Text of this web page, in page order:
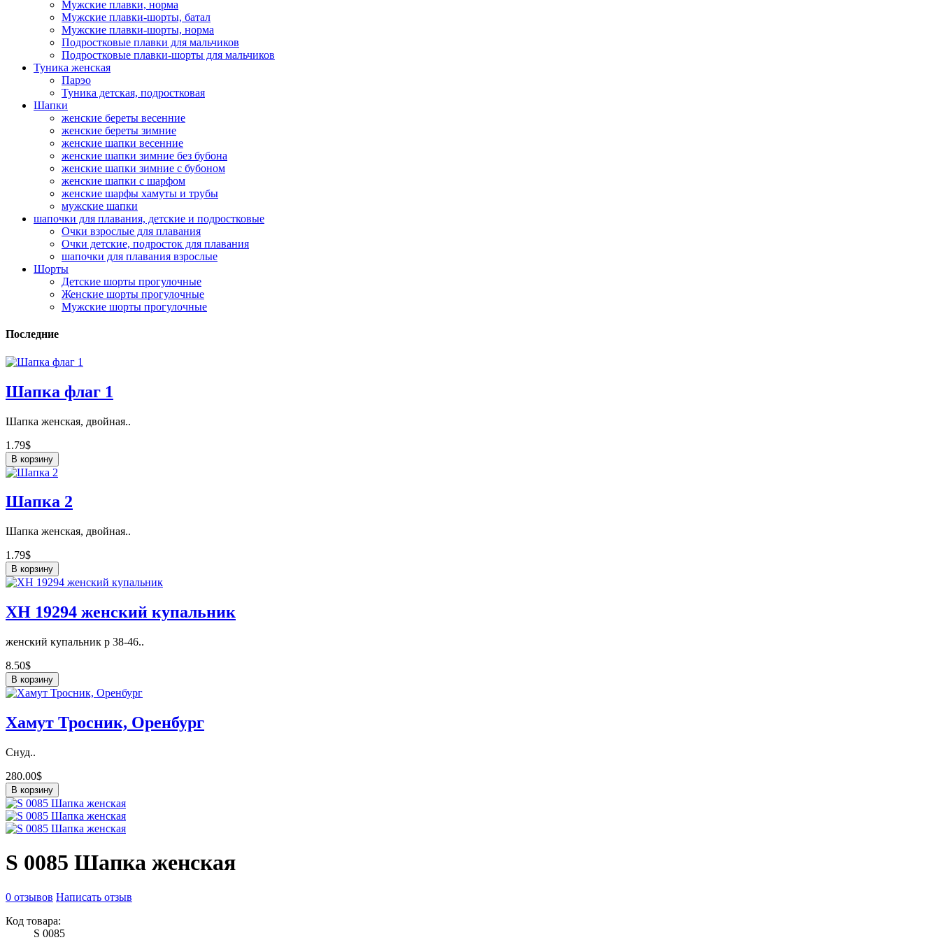
Мужские плавки, норма
Мужские плавки-шорты, батал
Мужские плавки-шорты, норма
Подростковые плавки для мальчиков
Подростковые плавки-шорты для мальчиков
Туникa женская
Парэо
Туника детская, подростковая
Шапки
женские береты весенние
женские береты зимние
женские шапки весенние
женские шапки зимние без бубона
женские шапки зимние с бубоном
женские шапки с шарфом
женские шарфы хамуты и трубы
мужские шапки
шапочки для плавания, детские и подростковые
Очки взрослые для плавания
Очки детские, подросток для плавания
шапочки для плавания взрослые
Шорты
Детские шорты прогулочные
Женские шорты прогулочные
Мужские шорты прогулочные
Последние
Шапка флаг 1
Шапка женская, двойная..
1.79$
В корзину
Шапка 2
Шапка женская, двойная..
1.79$
В корзину
ХН 19294 женский купальник
женский купальник р 38-46..
8.50$
В корзину
Хамут Тросник, Оренбург
Снуд..
280.00$
В корзину
S 0085 Шапка женская
0 отзывов Написать отзыв
Код товара:
S 0085